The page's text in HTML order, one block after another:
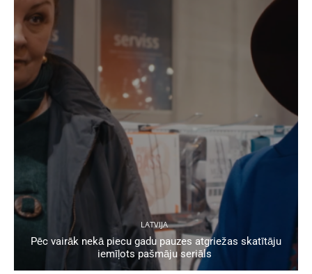
LATVIJA
Pēc vairāk nekā piecu gadu pauzes atgriežas skatītāju
iemīļots pašmāju seriāls